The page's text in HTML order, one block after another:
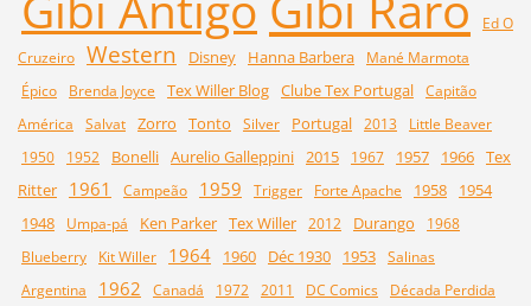
Ed O
Cruzeiro Western Disney Hanna Barbera
Mané Marmota
Épico
Brenda Joyce Tex Willer Blog Clube Tex Portugal Capitão
América
Salvat Zorro Tonto Silver Portugal 2013
Little Beaver
1950
1952 Bonelli Aurelio Galleppini 2015 1967 1957 1966 Tex
Ritter
1961 Campeão 1959 Trigger Forte Apache 1958
1954
1948
Umpa-pá Ken Parker Tex Willer 2012 Durango
1968
Blueberry
Kit Willer 1964 1960 Déc 1930 1953 Salinas
Argentina
1962 Canadá 1972 2011 DC Comics Década Perdida